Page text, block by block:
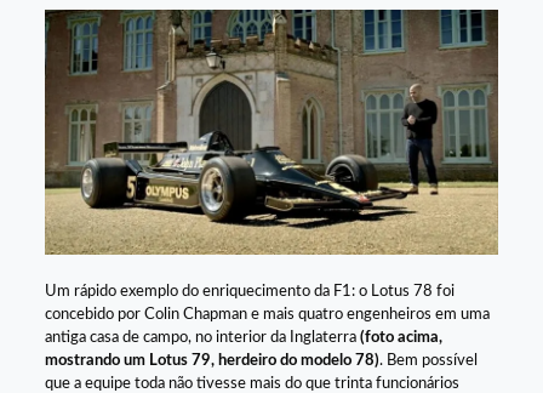
Um rápido exemplo do enriquecimento da F1: o Lotus 78 foi
concebido por Colin Chapman e mais quatro engenheiros em uma
antiga casa de campo, no interior da Inglaterra (foto acima,
mostrando um Lotus 79, herdeiro do modelo 78). Bem possível
que a equipe toda não tivesse mais do que trinta funcionários